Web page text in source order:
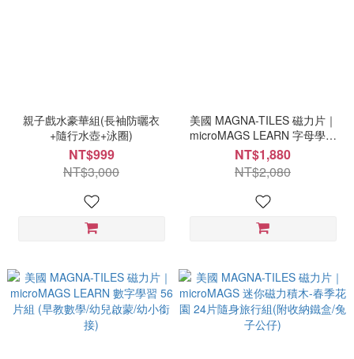
親子戲水豪華組(長袖防曬衣
+隨行水壺+泳圈)
NT$999
NT$3,000
美國 MAGNA-TILES 磁力片｜
microMAGS LEARN 字母學習
56 片組 (英文啟蒙/Phonics 自
然發音)
NT$1,880
NT$2,080